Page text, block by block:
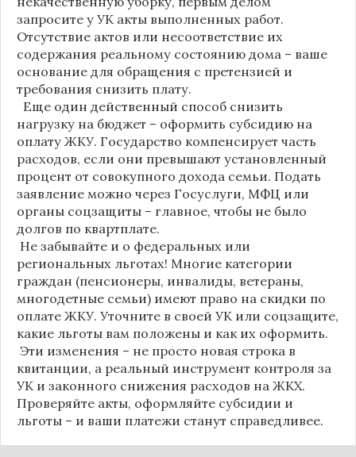
запросите у УК акты выполненных работ.
Отсутствие актов или несоответствие их
содержания реальному состоянию дома – ваше
основание для обращения с претензией и
требования снизить плату.
Еще один действенный способ снизить
нагрузку на бюджет – оформить субсидию на
оплату ЖКУ. Государство компенсирует часть
расходов, если они превышают установленный
процент от совокупного дохода семьи. Подать
заявление можно через Госуслуги, МФЦ или
органы соцзащиты – главное, чтобы не было
долгов по квартплате.
Не забывайте и о федеральных или
региональных льготах! Многие категории
граждан (пенсионеры, инвалиды, ветераны,
многодетные семьи) имеют право на скидки по
оплате ЖКУ. Уточните в своей УК или соцзащите,
какие льготы вам положены и как их оформить.
Эти изменения – не просто новая строка в
квитанции, а реальный инструмент контроля за
УК и законного снижения расходов на ЖКХ.
Проверяйте акты, оформляйте субсидии и
льготы – и ваши платежи станут справедливее.